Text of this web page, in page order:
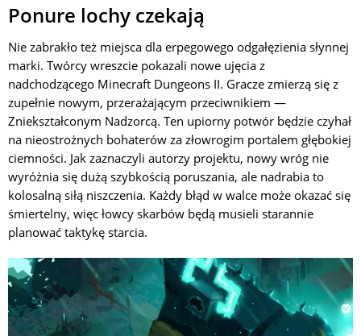
Ponure lochy czekają
Nie zabrakło też miejsca dla erpegowego odgałęzienia słynnej
marki. Twórcy wreszcie pokazali nowe ujęcia z
nadchodzącego Minecraft Dungeons II. Gracze zmierzą się z
zupełnie nowym, przerażającym przeciwnikiem —
Zniekształconym Nadzorcą. Ten upiorny potwór będzie czyhał
na nieostrożnych bohaterów za złowrogim portalem głębokiej
ciemności. Jak zaznaczyli autorzy projektu, nowy wróg nie
wyróżnia się dużą szybkością poruszania, ale nadrabia to
kolosalną siłą niszczenia. Każdy błąd w walce może okazać się
śmiertelny, więc łowcy skarbów będą musieli starannie
planować taktykę starcia.